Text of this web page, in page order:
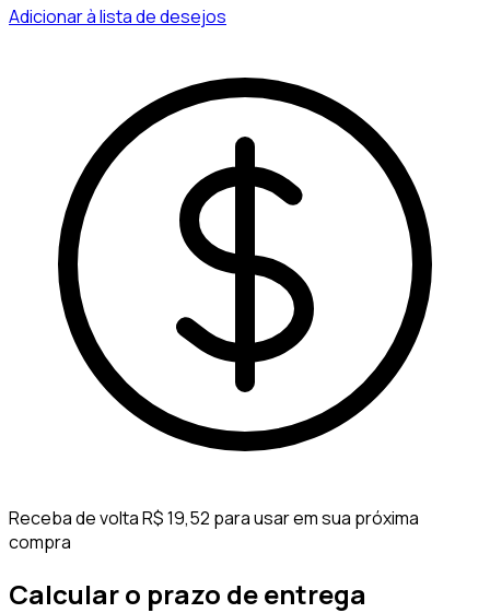
Adicionar à lista de desejos
Receba de volta R$ 19,52 para usar em sua próxima
compra
Calcular o prazo de entrega